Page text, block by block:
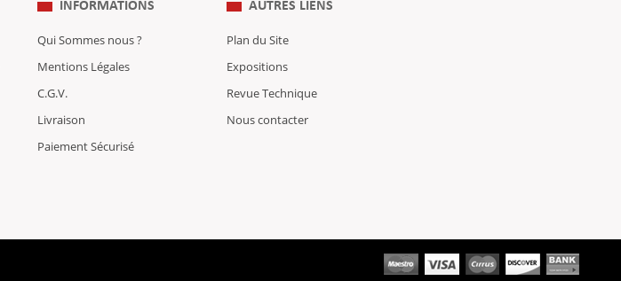
INFORMATIONS
Qui Sommes nous ?
Mentions Légales
C.G.V.
Livraison
Paiement Sécurisé
AUTRES LIENS
Plan du Site
Expositions
Revue Technique
Nous contacter